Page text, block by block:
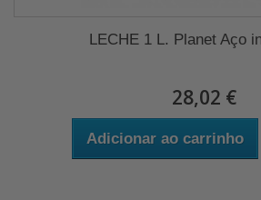
LECHE 1 L. Planet Aço
28,02 €
Adicionar ao carrinho